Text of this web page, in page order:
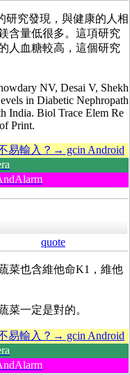
研究發現，與健康的人相
含量低很多。這項研究
人血糖較高，這個研究
NV, Desai V, Shekh
in Diabetic Nephropath
India. Biol Trace Elem Re
Print.
易輸入？→ gcin Android
quote
菜也含維他命K1，維他
菜一定是對的。
易輸入？→ gcin Android